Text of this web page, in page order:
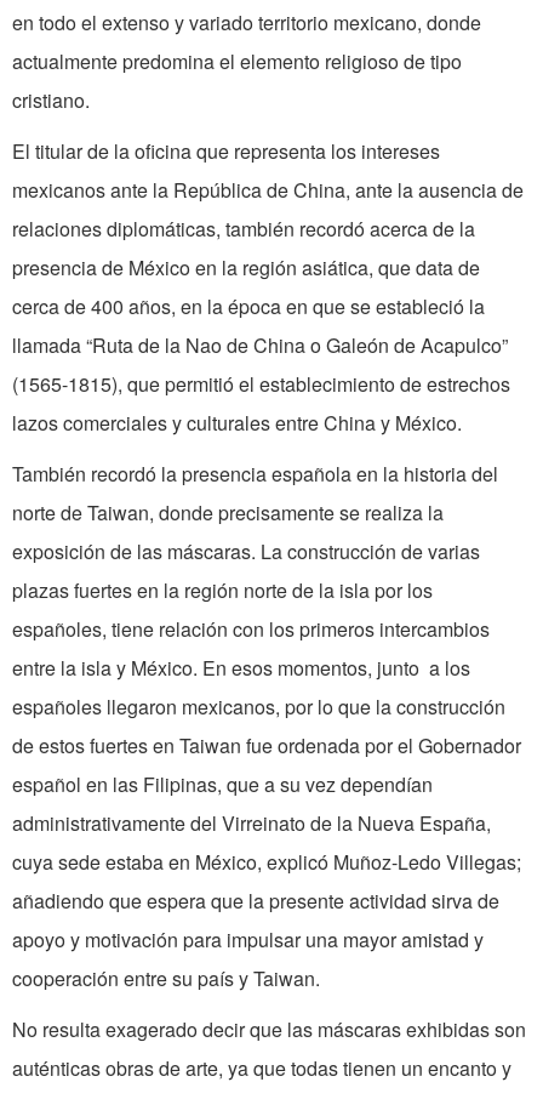
en todo el extenso y variado territorio mexicano, donde
actualmente predomina el elemento religioso de tipo
cristiano.
El titular de la oficina que representa los intereses
mexicanos ante la República de China, ante la ausencia de
relaciones diplomáticas, también recordó acerca de la
presencia de México en la región asiática, que data de
cerca de 400 años, en la época en que se estableció la
llamada “Ruta de la Nao de China o Galeón de Acapulco”
(1565-1815), que permitió el establecimiento de estrechos
lazos comerciales y culturales entre China y México.
También recordó la presencia española en la historia del
norte de Taiwan, donde precisamente se realiza la
exposición de las máscaras. La construcción de varias
plazas fuertes en la región norte de la isla por los
españoles, tiene relación con los primeros intercambios
entre la isla y México. En esos momentos, junto a los
españoles llegaron mexicanos, por lo que la construcción
de estos fuertes en Taiwan fue ordenada por el Gobernador
español en las Filipinas, que a su vez dependían
administrativamente del Virreinato de la Nueva España,
cuya sede estaba en México, explicó Muñoz-Ledo Villegas;
añadiendo que espera que la presente actividad sirva de
apoyo y motivación para impulsar una mayor amistad y
cooperación entre su país y Taiwan.
No resulta exagerado decir que las máscaras exhibidas son
auténticas obras de arte, ya que todas tienen un encanto y